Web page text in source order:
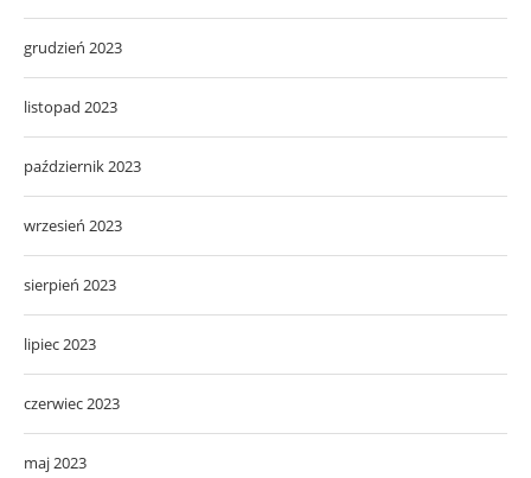
grudzień 2023
listopad 2023
październik 2023
wrzesień 2023
sierpień 2023
lipiec 2023
czerwiec 2023
maj 2023